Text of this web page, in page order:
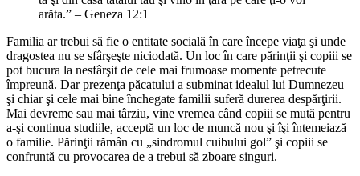
arăta.” – Geneza 12:1
Familia ar trebui să fie o entitate socială în care începe viaţa şi unde
dragostea nu se sfârşeşte niciodată. Un loc în care părinţii şi copiii se
pot bucura la nesfârşit de cele mai frumoase momente petrecute
împreună. Dar prezenţa păcatului a subminat idealul lui Dumnezeu
şi chiar şi cele mai bine închegate familii suferă durerea despărţirii.
Mai devreme sau mai târziu, vine vremea când copiii se mută pentru
a-şi continua studiile, acceptă un loc de muncă nou şi îşi întemeiază
o familie. Părinţii rămân cu „sindromul cuibului gol” şi copiii se
confruntă cu provocarea de a trebui să zboare singuri.